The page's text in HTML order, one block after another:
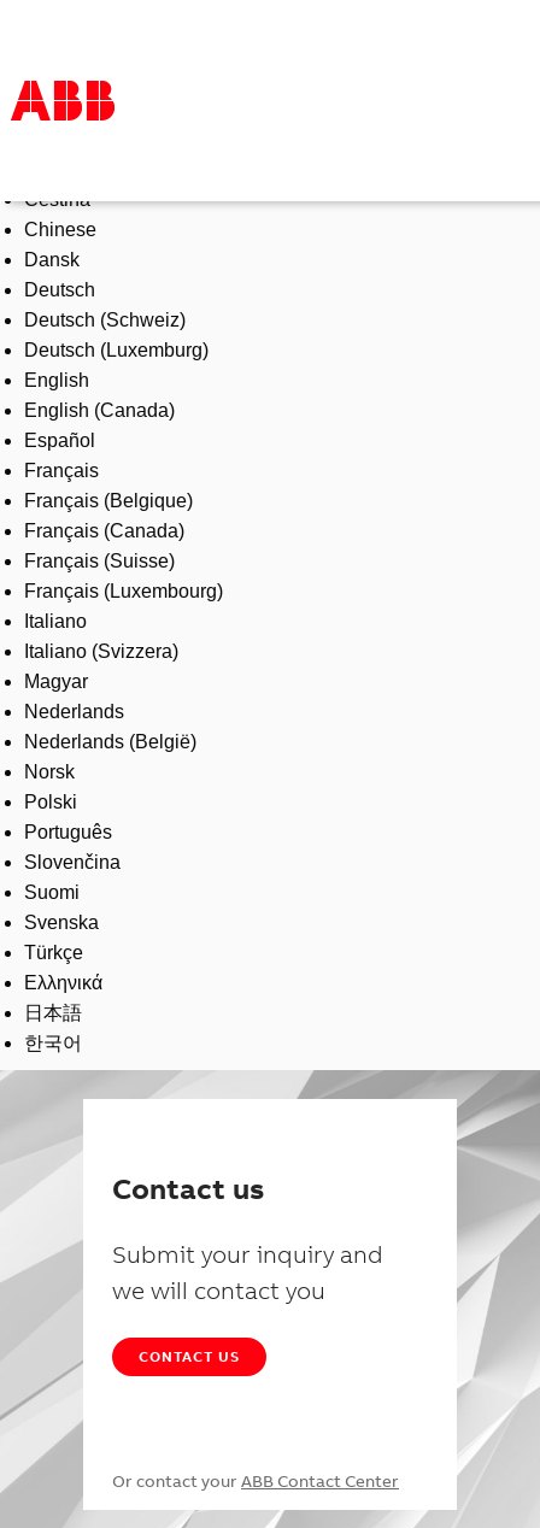
Products & Solutions
Industries
Services
About us
Where to buy
Contact us
Careers
Čeština
Chinese
Dansk
Deutsch
Deutsch (Schweiz)
Deutsch (Luxemburg)
English
English (Canada)
Español
Français
Français (Belgique)
Français (Canada)
Français (Suisse)
Français (Luxembourg)
Italiano
Italiano (Svizzera)
Magyar
Nederlands
Nederlands (België)
Norsk
Polski
Português
Slovenčina
Suomi
Svenska
Türkçe
Ελληνικά
日本語
한국어
Contact us
Submit your inquiry and
we will contact you
CONTACT US
Or contact your ABB Contact Center